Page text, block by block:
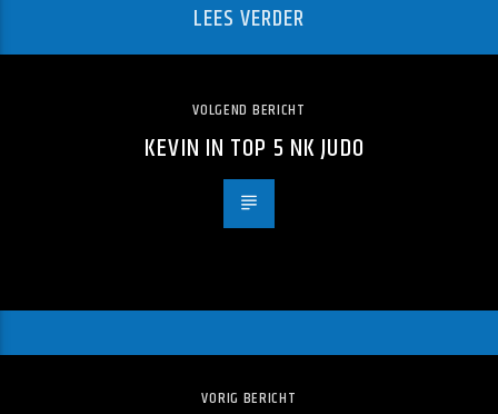
LEES VERDER
VOLGEND BERICHT
KEVIN IN TOP 5 NK JUDO
VORIG BERICHT